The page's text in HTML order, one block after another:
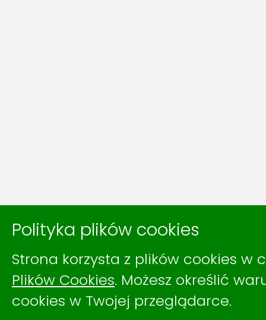
Polityka plików cookies
Strona korzysta z plików cookies w
Plików Cookies. Możesz określić
cookies w Twojej przeglądarce.